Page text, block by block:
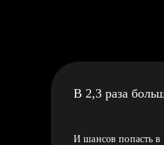
В 2,3 раза
И шансов попасть